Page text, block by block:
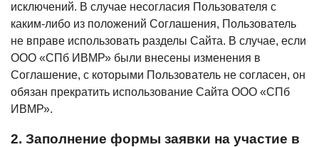
исключений. В случае несогласия Пользователя с
каким-либо из положений Соглашения, Пользователь
не вправе использовать разделы Сайта. В случае, если
ООО «СПб ИВМР» были внесены изменения в
Соглашение, с которыми Пользователь не согласен, он
обязан прекратить использование Сайта ООО «СПб
ИВМР».
2. Заполнение формы заявки на участие в